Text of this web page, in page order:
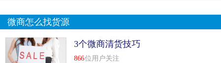
top6 vip微商网会给人们带来更多的选择技巧
能够给人们带来不同的选择，所以在进行微商网了解的时
候，人们可以通过这些情况来进行更多的设置，并且很多人
微商怎么找货源
3个微商清货技巧
866位用户关注